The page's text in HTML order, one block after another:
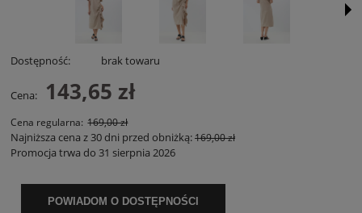
Dostępność: brak towaru
Cena: 143,65 zł
Cena regularna: 169,00 zł
Najniższa cena z 30 dni przed obniżką:169,00 zł
Promocja trwa do 31 sierpnia 2026
POWIADOM O DOSTĘPNOŚCI